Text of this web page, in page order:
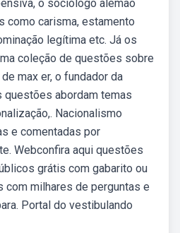
o sociólogo alemão
como carisma, estamento
legítima etc. Já os
coleção de questões sobre
max er, o fundador da
questões abordam temas
Nacionalismo
e comentadas por
Webconfira aqui questões
grátis com gabarito ou
com milhares de perguntas e
Portal do vestibulando